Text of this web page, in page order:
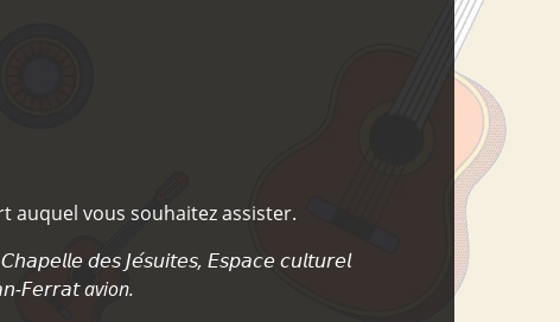
auquel vous souhaitez assister.
𝘥𝘦𝘴 𝘑𝘦́𝘴𝘶𝘪𝘵𝘦𝘴, 𝘌𝘴𝘱𝘢𝘤𝘦 𝘤𝘶𝘭𝘵𝘶𝘳𝘦𝘭
𝘍𝘦𝘳𝘳𝘢𝘵 avion.